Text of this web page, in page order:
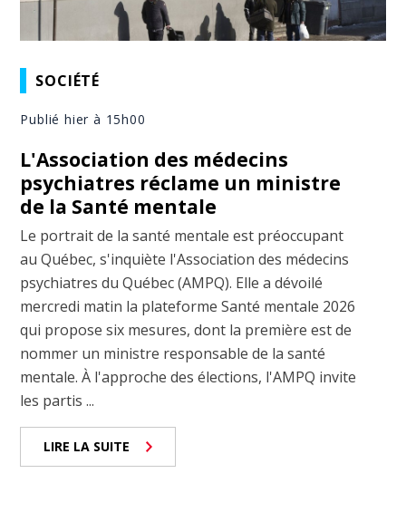
SOCIÉTÉ
Publié hier à 15h00
L'Association des médecins
psychiatres réclame un ministre
de la Santé mentale
Le portrait de la santé mentale est préoccupant
au Québec, s'inquiète l'Association des médecins
psychiatres du Québec (AMPQ). Elle a dévoilé
mercredi matin la plateforme Santé mentale 2026
qui propose six mesures, dont la première est de
nommer un ministre responsable de la santé
mentale. À l'approche des élections, l'AMPQ invite
les partis ...
LIRE LA SUITE